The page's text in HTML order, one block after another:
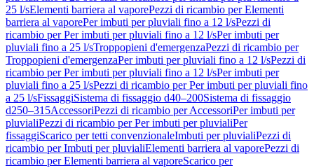
25 l/sElementi barriera al vaporePezzi di ricambio per Elementi
barriera al vaporePer imbuti per pluviali fino a 12 l/sPezzi di
ricambio per Per imbuti per pluviali fino a 12 l/sPer imbuti per
pluviali fino a 25 l/sTroppopieni d'emergenzaPezzi di ricambio per
Troppopieni d'emergenzaPer imbuti per pluviali fino a 12 l/sPezzi di
ricambio per Per imbuti per pluviali fino a 12 l/sPer imbuti per
pluviali fino a 25 l/sPezzi di ricambio per Per imbuti per pluviali fino
a 25 l/sFissaggiSistema di fissaggio d40–200Sistema di fissaggio
d250–315AccessoriPezzi di ricambio per AccessoriPer imbuti per
pluvialiPezzi di ricambio per Per imbuti per pluvialiPer
fissaggiScarico per tetti convenzionaleImbuti per pluvialiPezzi di
ricambio per Imbuti per pluvialiElementi barriera al vaporePezzi di
ricambio per Elementi barriera al vaporeScarico per